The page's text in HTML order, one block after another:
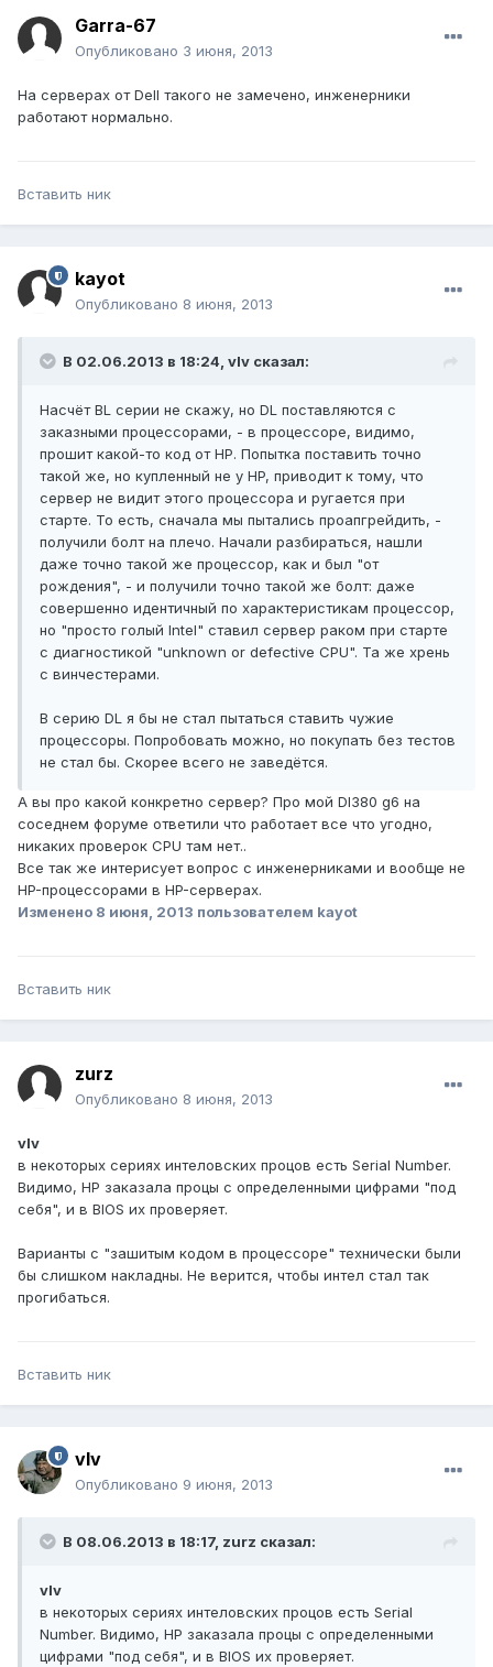
Garra-67
Опубликовано 3 июня, 2013
На серверах от Dell такого не замечено, инженерники
работают нормально.
Вставить ник
kayot
Опубликовано 8 июня, 2013
В 02.06.2013 в 18:24, vIv сказал:
Насчёт BL серии не скажу, но DL поставляются с
заказными процессорами, - в процессоре, видимо,
прошит какой-то код от HP. Попытка поставить точно
такой же, но купленный не у HP, приводит к тому, что
сервер не видит этого процессора и ругается при
старте. То есть, сначала мы пытались проапгрейдить, -
получили болт на плечо. Начали разбираться, нашли
даже точно такой же процессор, как и был "от
рождения", - и получили точно такой же болт: даже
совершенно идентичный по характеристикам процессор,
но "просто голый Intel" ставил сервер раком при старте
с диагностикой "unknown or defective CPU". Та же хрень
с винчестерами.
В серию DL я бы не стал пытаться ставить чужие
процессоры. Попробовать можно, но покупать без тестов
не стал бы. Скорее всего не заведётся.
А вы про какой конкретно сервер? Про мой Dl380 g6 на
соседнем форуме ответили что работает все что угодно,
никаких проверок CPU там нет..
Все так же интерисует вопрос с инженерниками и вообще не
HP-процессорами в HP-серверах.
Изменено 8 июня, 2013 пользователем kayot
Вставить ник
zurz
Опубликовано 8 июня, 2013
vIv
в некоторых сериях интеловских процов есть Serial Number.
Видимо, HP заказала процы с определенными цифрами "под
себя", и в BIOS их проверяет.
Варианты с "зашитым кодом в процессоре" технически были
бы слишком накладны. Не верится, чтобы интел стал так
прогибаться.
Вставить ник
vIv
Опубликовано 9 июня, 2013
В 08.06.2013 в 18:17, zurz сказал:
vIv
в некоторых сериях интеловских процов есть Serial
Number. Видимо, HP заказала процы с определенными
цифрами "под себя", и в BIOS их проверяет.